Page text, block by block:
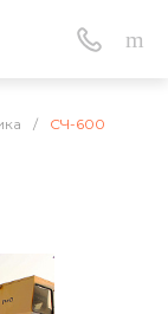
/ СЧ-600